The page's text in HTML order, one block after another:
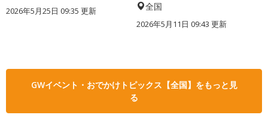
2026年5月25日 09:35 更新 全国
2026年5月11日 09:43 更新
GWイベント・おでかけトピックス【全国】をもっと見
る